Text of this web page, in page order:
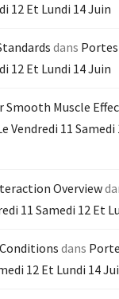
12 Et Lundi 14 Juin
dans
12 Et Lundi 14 Juin
Smooth Muscle
Vendredi 11 Samedi
Overview
11 Samedi 12 Et
dans
12 Et Lundi 14